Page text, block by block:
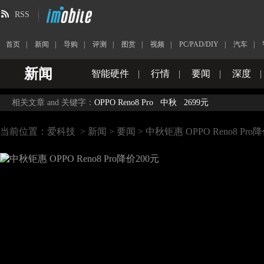
RSS
首页 新闻 导购 评测 图赏 视频 PC/PAD/DIY 汽车
新闻 智能硬件 | 行情 | 要闻 | 深度 |
相关文章 and 关键字： OPPO Reno8 Pro 中秋 2699元
当前位置： 爱科技 > 新闻 > 要闻 > 中秋钜惠 OPPO Reno8 Pro